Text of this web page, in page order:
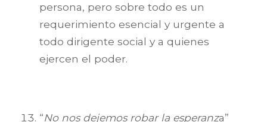
persona, pero sobre todo es un
requerimiento esencial y urgente a
todo dirigente social y a quienes
ejercen el poder.
“No nos dejemos robar la esperanza”